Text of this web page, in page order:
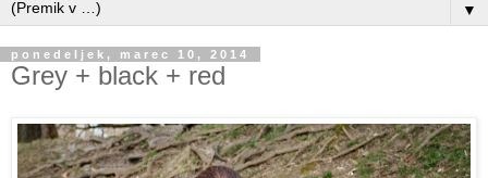
▼
ponedeljek, marec 10, 2014
Grey + black + red